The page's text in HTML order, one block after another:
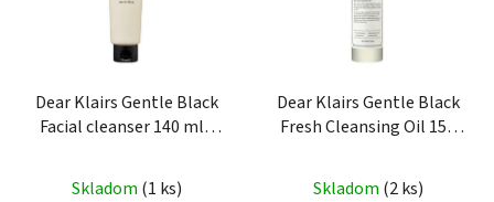
Dear Klairs Gentle Black
Facial cleanser 140 ml -
Skladom (1 ks)
Dear Klairs Gentle Black
Fresh Cleansing Oil 150
pleťový olej
Skladom (2 ks)